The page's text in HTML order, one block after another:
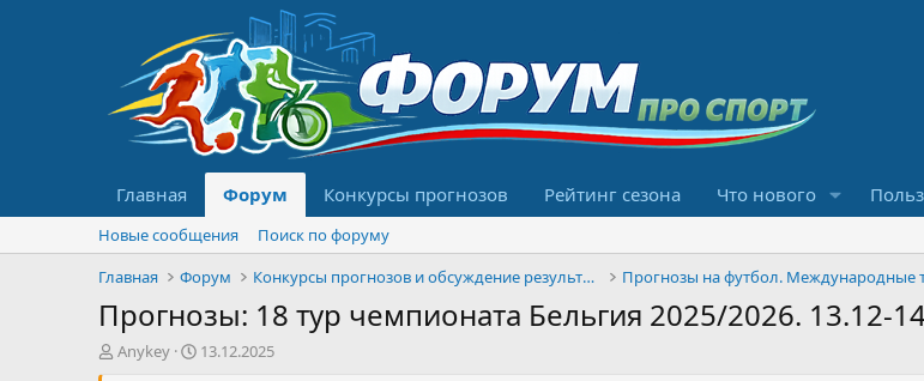
Главная Форум Конкурсы прогнозов Рейтинг сезона Что нового
Новые сообщения
Поиск по форуму
Главная
Форум Конкурсы прогнозов и обсуждение результатов
Прогнозы: 18 тур чемпионата Бельгия 2025/2026. 13.12-
А
Anykey
Д13.12.2025